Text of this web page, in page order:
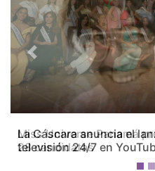
Miss Universe Panamá
28 candidatas
Previous